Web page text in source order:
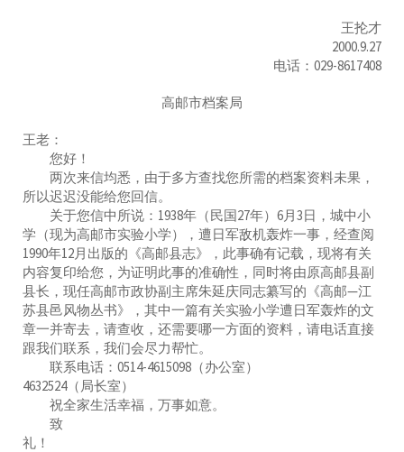
王抡才
2000.9.27
电话：029-8617408
高邮市档案局
王老：
您好！
两次来信均悉，由于多方查找您所需的档案资料未果，
所以迟迟没能给您回信。
关于您信中所说：1938年（民国27年）6月3日，城中小
学（现为高邮市实验小学），遭日军敌机轰炸一事，经查阅
1990年12月出版的《高邮县志》，此事确有记载，现将有关
内容复印给您，为证明此事的准确性，同时将由原高邮县副
县长，现任高邮市政协副主席朱延庆同志纂写的《高邮—江
苏县邑风物丛书》，其中一篇有关实验小学遭日军轰炸的文
章一并寄去，请查收，还需要哪一方面的资料，请电话直接
跟我们联系，我们会尽力帮忙。
联系电话：0514-4615098（办公室）
4632524（局长室）
祝全家生活幸福，万事如意。
致
礼！